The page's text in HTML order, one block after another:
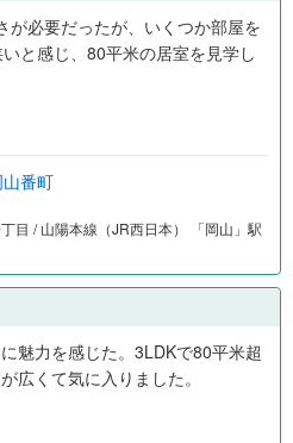
が必要だったが、いくつか部屋を
と感じ、80平米の居室を見学し
番町
目 / 山陽本線（JR西日本） 「岡山」駅
魅力を感じた。3LDKで80平米超
広くて気に入りました。